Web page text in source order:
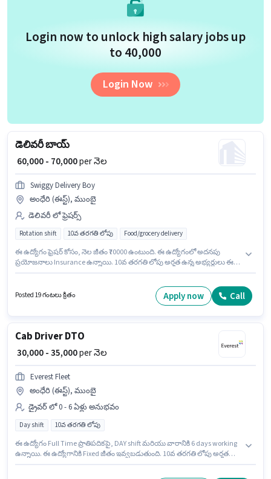
Login now to unlock high salary jobs up
to ₹40,000
Login Now
డెలివరీ బాయ్
₹ 60,000 - 70,000per నెల
Swiggy Delivery Boy
అంధేరి (ఈస్ట్), ముంబై
డెలివరీ లో ఫ్రెషర్స్
Rotation shift 10వ తరగతి లోపు Food/grocery delivery
ఈ ఉద్యోగం ఫ్రెషర్ కోసం, నెల జీతం ₹70000 ఉంటుంది. ఈ ఉద్యోగంలో అదనపు
ప్రయోజనాలు Insurance ఉన్నాయి. 10వ తరగతి లోపు అర్హత ఉన్న అభ్యర్థులు ఈ
డెలివరీ బాయ్ ఉద్యోగానికి క్రియాశీలకంగా నియామకం జరుగుతోంది.
Posted 19 గంటలు క్రితం Apply now Call
Cab Driver DTO
₹ 30,000 - 35,000per నెల
Everest Fleet
అంధేరి (ఈస్ట్), ముంబై
డ్రైవర్ లో 0 - 6 ఏళ్లు అనుభవం
Day shift 10వ తరగతి లోపు
ఈ ఉద్యోగం Full Time ప్రాతిపదికపై, DAY shift మరియు వారానికి 6 days working
ఉన్నాయి. ఈ ఉద్యోగానికి Fixed జీతం ఇవ్వబడుతుంది. 10వ తరగతి లోపు అర్హత